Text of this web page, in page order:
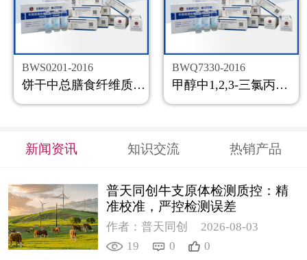
BWS0201-2016
饼干中总膳食纤维质控样品
BWQ7330-2016
甲醇中1,2,3-三氯丙烷溶液标准物质
新闻资讯 知识交流 热销产品
普天同创牛支原体检测质控：精
准校准，严控检测误差
作者：普天同创
2026-08-03
19
0 0